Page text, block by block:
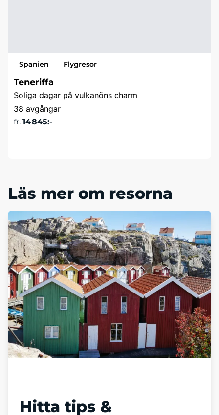
Spanien Flygresor
Teneriffa
Soliga dagar på vulkanöns charm
38 avgångar
fr. 14 845:-
Läs mer om resorna
Hitta tips &